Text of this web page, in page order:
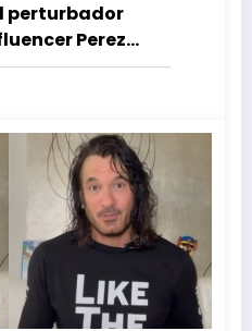
perturbador
Perez
fans a pedir